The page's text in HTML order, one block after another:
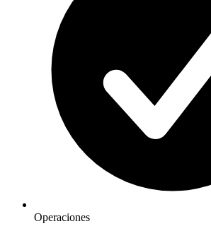
Operaciones